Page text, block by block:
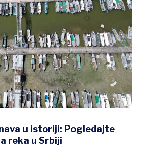
Balkanu i u svetu: Kako